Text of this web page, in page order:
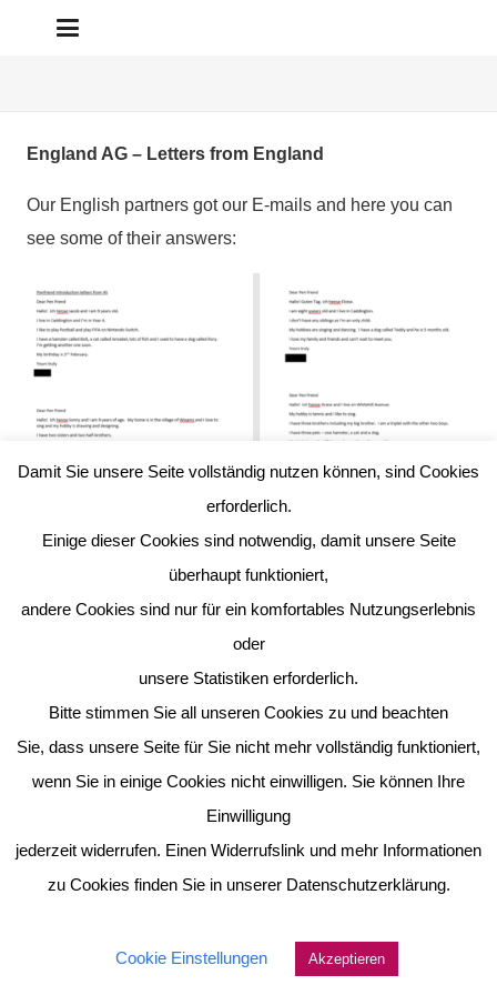
England AG – Letters from England
Our English partners got our E-mails and here you can
see some of their answers:
Damit Sie unsere Seite vollständig nutzen können, sind Cookies
erforderlich.
Einige dieser Cookies sind notwendig, damit unsere Seite
überhaupt funktioniert,
andere Cookies sind nur für ein komfortables Nutzungserlebnis
oder
unsere Statistiken erforderlich.
Bitte stimmen Sie all unseren Cookies zu und beachten
Sie, dass unsere Seite für Sie nicht mehr vollständig funktioniert,
wenn Sie in einige Cookies nicht einwilligen. Sie können Ihre
Einwilligung
jederzeit widerrufen. Einen Widerrufslink und mehr Informationen
zu Cookies finden Sie in unserer Datenschutzerklärung.
Cookie Einstellungen Akzeptieren